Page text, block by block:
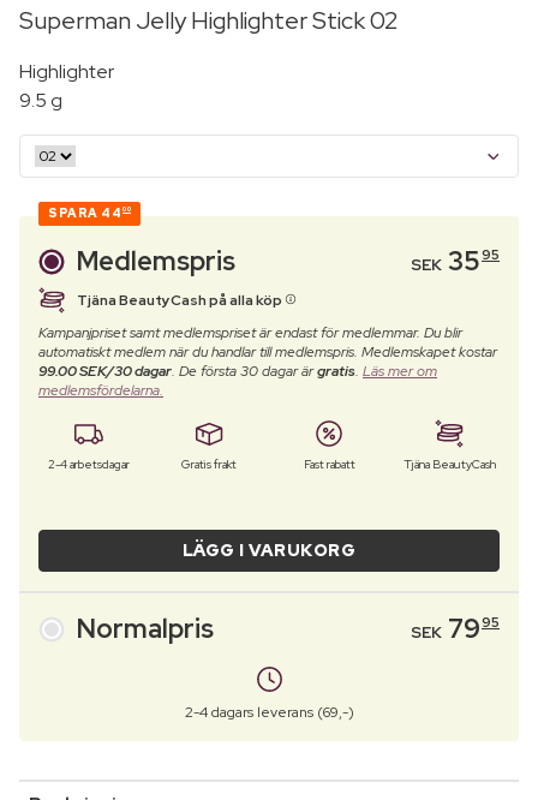
Superman Jelly Highlighter Stick 02
Highlighter
9.5 g
SPARA 44 00
Medlemspris SEK 3595
Tjäna BeautyCash på alla köp
Kampanjpriset samt medlemspriset är endast för medlemmar. Du blir
automatiskt medlem när du handlar till medlemspris. Medlemskapet kostar
99.00 SEK/30 dagar. De första 30 dagar ärgratis. Läs mer om
medlemsfördelarna.
2-4 arbetsdagar Gratis frakt Fast rabatt Tjäna BeautyCash
LÄGG I VARUKORG
Normalpris SEK 7995
2-4 dagars leverans (69,-)